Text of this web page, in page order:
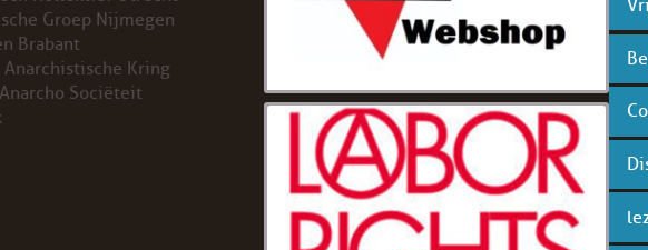
Groep Nijmegen
Brabant
Anarchistische Kring
Sociëteit